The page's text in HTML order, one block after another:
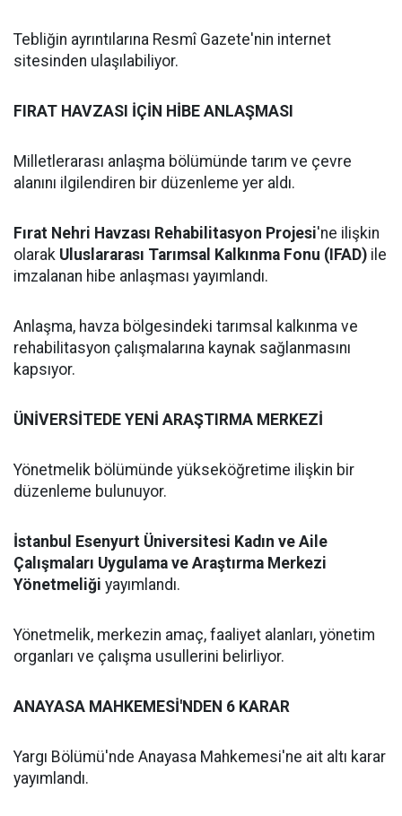
Tebliğin ayrıntılarına Resmî Gazete'nin internet
sitesinden ulaşılabiliyor.
FIRAT HAVZASI İÇİN HİBE ANLAŞMASI
Milletlerarası anlaşma bölümünde tarım ve çevre
alanını ilgilendiren bir düzenleme yer aldı.
Fırat Nehri Havzası Rehabilitasyon Projesi'ne ilişkin
olarak Uluslararası Tarımsal Kalkınma Fonu (IFAD) ile
imzalanan hibe anlaşması yayımlandı.
Anlaşma, havza bölgesindeki tarımsal kalkınma ve
rehabilitasyon çalışmalarına kaynak sağlanmasını
kapsıyor.
ÜNİVERSİTEDE YENİ ARAŞTIRMA MERKEZİ
Yönetmelik bölümünde yükseköğretime ilişkin bir
düzenleme bulunuyor.
İstanbul Esenyurt Üniversitesi Kadın ve Aile
Çalışmaları Uygulama ve Araştırma Merkezi
Yönetmeliği yayımlandı.
Yönetmelik, merkezin amaç, faaliyet alanları, yönetim
organları ve çalışma usullerini belirliyor.
ANAYASA MAHKEMESİ'NDEN 6 KARAR
Yargı Bölümü'nde Anayasa Mahkemesi'ne ait altı karar
yayımlandı.